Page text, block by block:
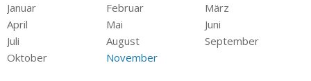
Januar Februar
März
April
Mai
Juni
Juli
August
September
Oktober
November